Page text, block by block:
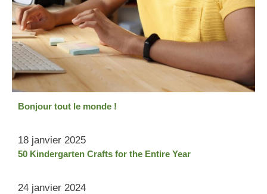
Latest Posts
Bonjour tout le monde !
18 janvier 2025
50 Kindergarten Crafts for the Entire Year
24 janvier 2024